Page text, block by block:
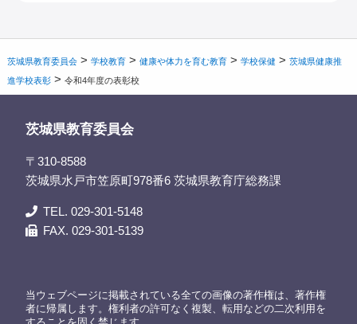
茨城県教育委員会 >学校教育 >健康や体力を育む教育 >学校保健 >茨城県健康推
進学校表彰 >令和4年度の表彰校
茨城県教育委員会
〒310-8588
茨城県水戸市笠原町978番6 茨城県教育庁総務課
TEL. 029-301-5148
FAX. 029-301-5139
当ウェブページに掲載されている全ての画像の著作権は、著作権
者に帰属します。権利者の許可なく複製、転用などの二次利用を